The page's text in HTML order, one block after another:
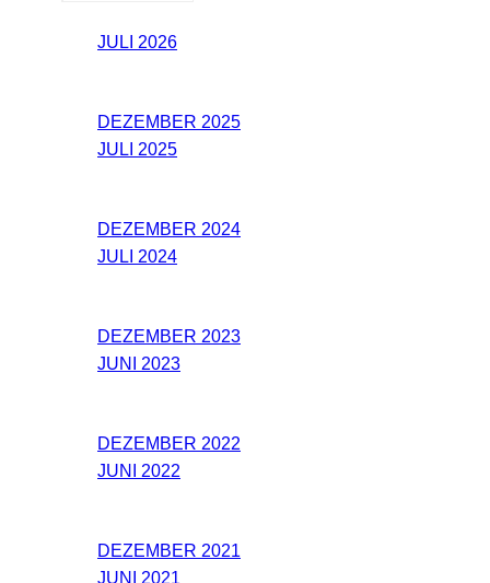
JULI 2026
DEZEMBER 2025
JULI 2025
DEZEMBER 2024
JULI 2024
DEZEMBER 2023
JUNI 2023
DEZEMBER 2022
JUNI 2022
DEZEMBER 2021
JUNI 2021